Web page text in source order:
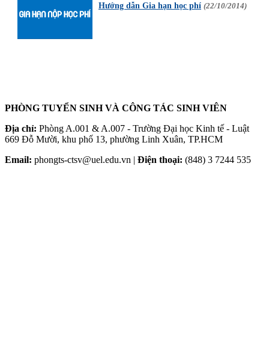
Hướng dẫn Gia hạn học phí (22/10/2014)
PHÒNG TUYỂN SINH VÀ CÔNG TÁC SINH VIÊN
Địa chỉ: Phòng A.001 & A.007 - Trường Đại học Kinh tế - Luật
669 Đỗ Mười, khu phố 13, phường Linh Xuân, TP.HCM
Email: phongts-ctsv@uel.edu.vn | Điện thoại: (848) 3 7244 535